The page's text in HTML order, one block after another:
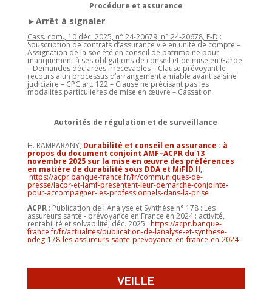
Procédure et assurance
►Arrêt à signaler
Cass. com., 10 déc. 2025, n° 24-20679, n° 24-20678, F-D :
Souscription de contrats d’assurance vie en unité de compte –
Assignation de la société en conseil de patrimoine pour
manquement à ses obligations de conseil et de mise en Garde
– Demandes déclarées irrecevables – Clause prévoyant le
recours à un processus d’arrangement amiable avant saisine
judiciaire – CPC art. 122 – Clause ne précisant pas les
modalités particulières de mise en œuvre – Cassation
Autorités de régulation et de surveillance
H. RAMPARANY, Durabilité et conseil en assurance : à
propos du document conjoint AMF–ACPR du 13
novembre 2025 sur la mise en œuvre des préférences
en matière de durabilité sous DDA et MiFID II,
https://acpr.banque-france.fr/fr/communiques-de-
presse/lacpr-et-lamf-presentent-leur-demarche-conjointe-
pour-accompagner-les-professionnels-dans-la-prise
ACPR : Publication de l'Analyse et Synthèse n° 178 : Les
assureurs santé - prévoyance en France en 2024 : activité,
rentabilité et solvabilité, déc. 2025 : https://acpr.banque-
france.fr/fr/actualites/publication-de-lanalyse-et-synthese-
ndeg-178-les-assureurs-sante-prevoyance-en-france-en-2024
VEILLE